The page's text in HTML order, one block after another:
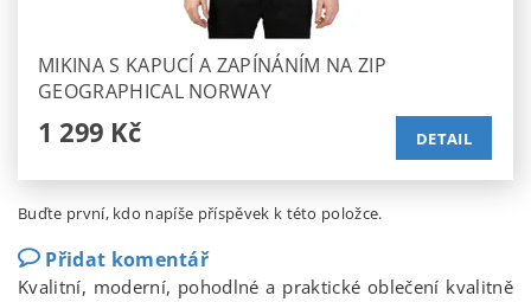
MIKINA S KAPUCÍ A ZAPÍNÁNÍM NA ZIP
GEOGRAPHICAL NORWAY
1 299 Kč DETAIL
Buďte první, kdo napíše příspěvek k této položce.
Přidat komentář
Kvalitní, moderní, pohodlné a praktické oblečení kvalitně